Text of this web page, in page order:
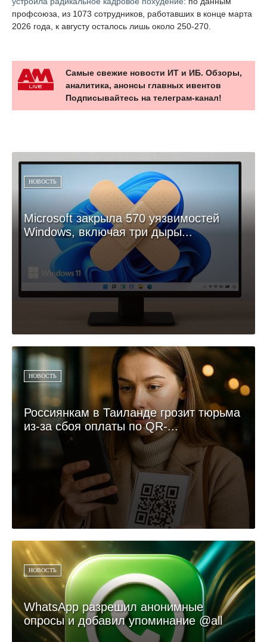
профсоюза, из 1073 сотрудников, работавших в конце марта
2026 года, к августу осталось лишь около 250-270.
Самые свежие новости ИТ и ИБ. Обзоры,
аналитика, анонсы главных ивентов
Подписывайтесь на телеграм-канал!
НОВОСТЬ
Microsoft закрыла 570 уязвимостей
Windows, включая три дыры...
НОВОСТЬ
Россиянкам в Таиланде грозит тюрьма
из-за сбоя оплаты по QR-...
НОВОСТЬ
WhatsApp разрешил анонимные
опросы и добавил упоминание @all